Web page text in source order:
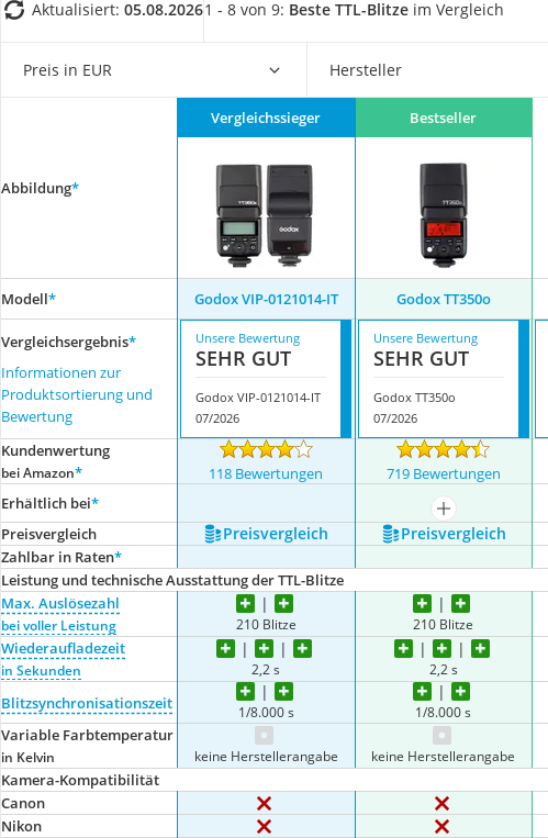
Acer Aspire
Service
Aktualisiert: 05.08.20261 - 8 von 9: Beste TTL-Blitze im Vergleich
Preis in EUR Hersteller
Abbildung*
Vergleichssieger Bestseller
Modell* Godox VIP-0121014-IT Godox TT350o
Vergleichsergebnis*
Informationen zur
Produktsortierung und
Bewertung
Unsere Bewertung
SEHR GUT
Godox VIP-0121014-IT
07/2026
Unsere Bewertung
SEHR GUT
Godox TT350o
07/2026
Kundenwertung
bei Amazon* 118 Bewertungen 719 Bewertungen
Erhältlich bei*
mehr anzeigen
Preis­vergleich
Preis­vergleich Preis­vergleich
Zahlbar in Raten*
Leistung und technische Ausstattung der TTL-Blitze
Max. Auslösezahl
bei voller Leistung 210 Blitze 210 Blitze
Wiederaufladezeit
in Sekunden 2,2 s 2,2 s
Blitzsynchronisationszeit 1/8.000 s 1/8.000 s
Variable Farbtemperatur
in Kelvin keine Herstellerangabe keine Herstellerangabe
Kamera-Kompatibilität
Canon
Nikon